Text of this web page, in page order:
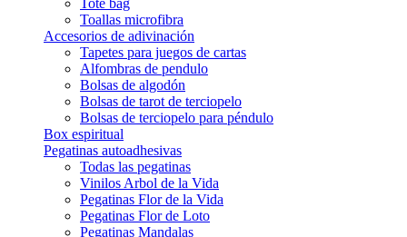
Tote bag
Toallas microfibra
Accesorios de adivinación
Tapetes para juegos de cartas
Alfombras de pendulo
Bolsas de algodón
Bolsas de tarot de terciopelo
Bolsas de terciopelo para péndulo
Box espiritual
Pegatinas autoadhesivas
Todas las pegatinas
Vinilos Arbol de la Vida
Pegatinas Flor de la Vida
Pegatinas Flor de Loto
Pegatinas Mandalas